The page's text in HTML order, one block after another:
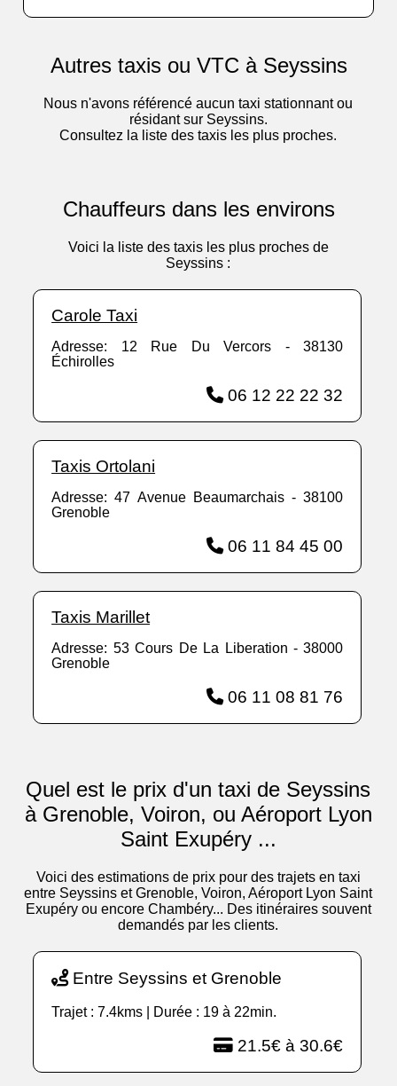
Autres taxis ou VTC à Seyssins
Nous n'avons référencé aucun taxi stationnant ou
résidant sur Seyssins.
Consultez la liste des taxis les plus proches.
Chauffeurs dans les environs
Voici la liste des taxis les plus proches de
Seyssins :
Carole Taxi
Adresse: 12 Rue Du Vercors - 38130
Échirolles
06 12 22 22 32
Taxis Ortolani
Adresse: 47 Avenue Beaumarchais - 38100
Grenoble
06 11 84 45 00
Taxis Marillet
Adresse: 53 Cours De La Liberation - 38000
Grenoble
06 11 08 81 76
Quel est le prix d'un taxi de Seyssins
à Grenoble, Voiron, ou Aéroport Lyon
Saint Exupéry ...
Voici des estimations de prix pour des trajets en taxi
entre Seyssins et Grenoble, Voiron, Aéroport Lyon Saint
Exupéry ou encore Chambéry... Des itinéraires souvent
demandés par les clients.
Entre Seyssins et Grenoble
Trajet : 7.4kms | Durée : 19 à 22min.
21.5€ à 30.6€